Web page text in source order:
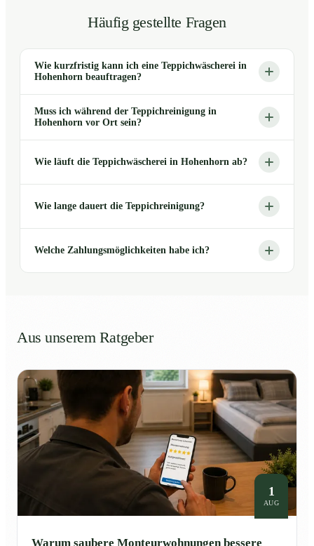
Häufig gestellte Fragen
Wie kurzfristig kann ich eine Teppichwäscherei in
Hohenhorn beauftragen?
Muss ich während der Teppichreinigung in
Hohenhorn vor Ort sein?
Wie läuft die Teppichwäscherei in Hohenhorn ab?
Wie lange dauert die Teppichreinigung?
Welche Zahlungsmöglichkeiten habe ich?
Aus unserem Ratgeber
1
AUG
Warum saubere Monteurwohnungen bessere